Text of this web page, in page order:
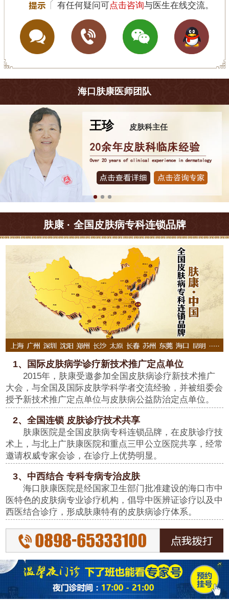
有任何疑问可点击咨询与医生在线交流。
海口肤康医师团队
王珍 皮肤科主任
肤康 · 全国皮肤病专科连锁品牌
1、国际皮肤病学诊疗新技术推广定点单位
2015年，肤康受邀参加全国皮肤病诊疗新技术推广
大会，与全国及国际皮肤学科学者交流经验，并被组委会
授予新技术推广定点单位与皮肤病公益防治定点单位。
2、全国连锁 皮肤诊疗技术共享
肤康医院是全国皮肤病专科连锁品牌，在皮肤诊疗技
术上，与北上广肤康医院和重点三甲公立医院共享，经常
邀请权威专家会诊，在诊疗上优势明显。
3、中西结合 专科专病专治皮肤
海口肤康医院是经国家卫生部门批准建设的海口市中
医特色的皮肤病专业诊疗机构，倡导中医辨证诊疗以及中
西医结合诊疗，形成肤康特有的皮肤病诊疗体系。